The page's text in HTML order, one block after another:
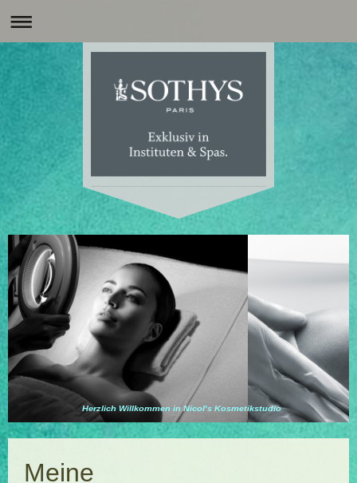
Herzlich Willkommen in Nicol's Kosmetikstudio
Meine